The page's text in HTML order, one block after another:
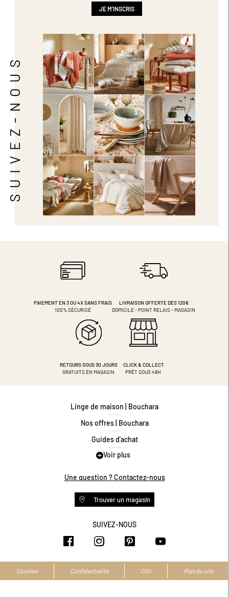
SUIVEZ-NOUS
JE M'INSCRIS
PAIEMENT EN 3 OU 4XSANS FRAIS
100% SÉCURISÉ
LIVRAISON OFFERTE DÈS 120€
DOMICILE - POINT RELAIS - MAGASIN
RETOURS SOUS 30 JOURS
GRATUITS EN MAGASIN
CLICK & COLLECT
PRÊT SOUS 48H
Linge de maison | Bouchara
Nos offres | Bouchara
Guides d'achat
Guide des tailles
Programme de fidélité
Conditions des offres
Livraison et retours
Accessibilité numérique
Voir plus
Une question ? Contactez-nous
Trouver un magasin
SUIVEZ-NOUS
https://www.facebook.com/
https://https://
Cookies Confidentialité CGV Plan du site